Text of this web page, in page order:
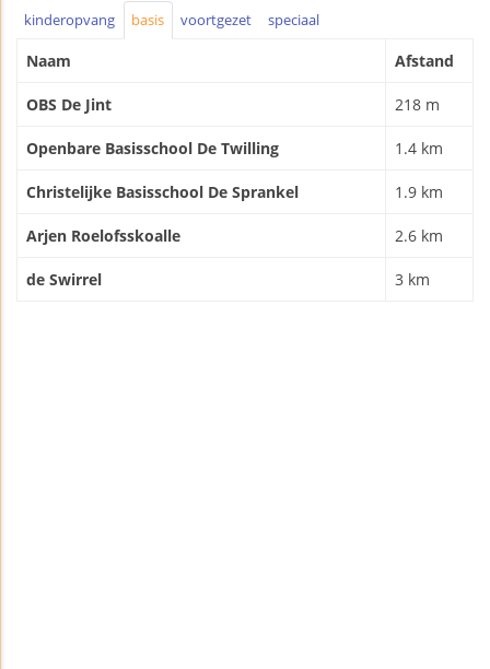
kinderopvang basis voortgezet speciaal
Naam Afstand
OBS De Jint 218 m
Openbare Basisschool De Twilling 1.4 km
Christelijke Basisschool De Sprankel 1.9 km
Arjen Roelofsskoalle 2.6 km
de Swirrel 3 km